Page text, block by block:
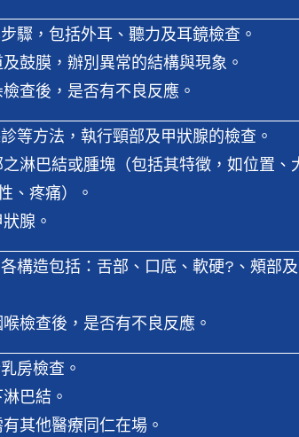
驟，包括外耳、聽力及耳鏡檢查。
鼓膜，辦別異常的結構與現象。
查後，是否有不良反應。
等方法，執行頸部及甲狀腺的檢查。
淋巴結或腫塊（包括其特徵，如位置、
、疼痛）。
腺。
構造包括：舌部、口底、軟硬?、頰部
檢查後，是否有不良反應。
房檢查。
巴結。
其他醫療同仁在場。